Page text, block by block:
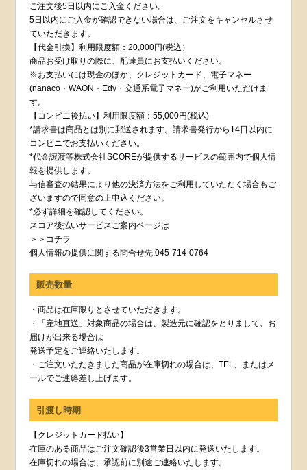
ご注文後5日以内にご入金ください。
5日以内にご入金が確認できない場合は、ご注文をキャンセルさせ
ていただきます。
【代金引換】利用限度額：20,000円(税込）
商品お受け取りの際に、配達員にお支払いください。
※お支払いには現金のほか、クレジットカード、電子マネー
(nanaco・WAON・Edy・交通系電子マネー)がご利用いただけま
す。
【コンビニ後払い】利用限度額：55,000円(税込)
*請求書は商品とは別に郵送されます。請求書発行から14日以内に
コンビニでお支払いください。
*代金譲渡等株式会社SCOREが提供するサービスの範囲内で個人情
報を提供します。
与信審査の結果により他の決済方法をご利用していただく場合もご
ざいますので同意の上申込ください。
*必ず詳細を確認してください。
スコア後払いサービスご案内ページは
＞＞コチラ
個人情報の提供に関する問合せ先:045-714-0764
販売数量
・商品は在庫限りとさせていただきます。
・「産地直送」対象商品の場合は、製造元に確認をとりまして、お
届けが出来る場合は
発送予定をご連絡いたします。
・ご注文いただきました商品が在庫切れの場合は、TEL、またはメ
ールでご連絡差し上げます。
引渡し時期
【クレジットカード払い】
在庫のある商品はご注文確認後3営業日以内に発送いたします。
在庫切れの場合は、承認前に別途ご連絡いたします。